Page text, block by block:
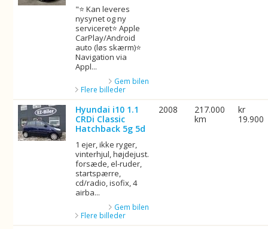
"⭐ Kan leveres
nysynet og ny
serviceret⭐ Apple
CarPlay/Android
auto (løs skærm)⭐
Navigation via
Appl...
Gem bilen
Flere billeder
Hyundai i10 1.1
CRDi Classic
Hatchback 5g 5d
1 ejer, ikke ryger,
vinterhjul, højdejust.
forsæde, el-ruder,
startspærre,
cd/radio, isofix, 4
airba...
Gem bilen
Flere billeder
2008
217.000
km
kr
19.900